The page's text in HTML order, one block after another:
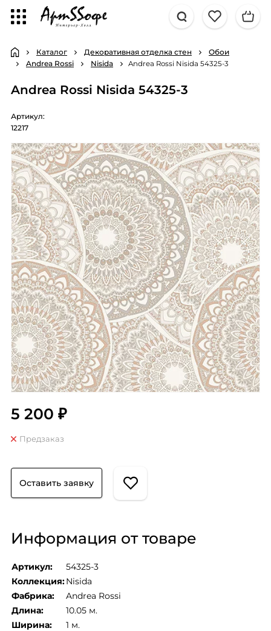
Каталог Декоративная отделка стен
Обои
Andrea Rossi
Nisida Andrea Rossi Nisida 54325-3
Andrea Rossi Nisida 54325-3
Артикул:
12217
5 200 ₽
Предзаказ
Оставить заявку
Информация от товаре
Артикул:
54325-3
Коллекция:Nisida
Фабрика:
Andrea Rossi
Длина:
10.05 м.
Ширина:
1 м.